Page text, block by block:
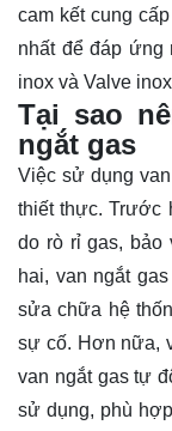
cam kết cung
nhất để đáp ứng
inox và Valve
Tại sao
ngắt gas
Việc sử dụng
thiết thực. Trước
do rò rỉ gas, bảo
hai, van ngắt
sửa chữa hệ
sự cố. Hơn nữa,
van ngắt gas tự
sử dụng, phù